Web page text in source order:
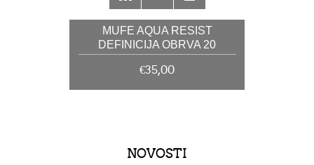
MUFE AQUA RESIST
DEFINICIJA OBRVA 20
€35,00
NOVOSTI